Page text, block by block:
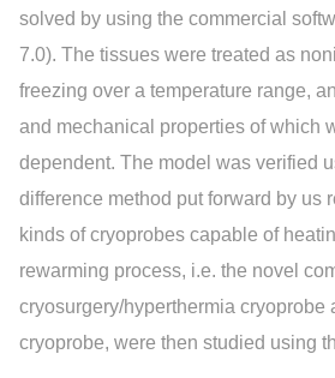
solved by using the commercial
7.0). The tissues were treated as
freezing over a temperature range,
and mechanical properties of which
dependent. The model was verified
difference method put forward by us
kinds of cryoprobes capable of
rewarming process, i.e. the novel
cryosurgery/hyperthermia cryoprobe
cryoprobe, were then studied using